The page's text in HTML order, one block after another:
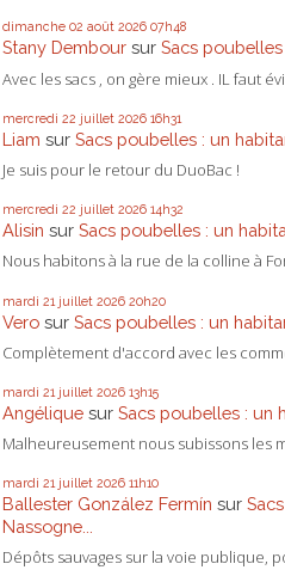
dimanche 02 août 2026 07h48
Stany Dembour sur Sacs
Avec les sacs , on gère mieux . IL faut
mercredi 22 juillet 2026 16h31
Liam sur Sacs poubelles : un
Je suis pour le retour du DuoBac !
mercredi 22 juillet 2026 14h32
Alisin sur Sacs poubelles : un
Nous habitons à la rue de la colline à
mardi 21 juillet 2026 20h20
Vero sur Sacs poubelles : un
Complètement d'accord avec les
mardi 21 juillet 2026 13h15
Angélique sur Sacs poubelles : un
Malheureusement nous subissons les
mardi 21 juillet 2026 11h10
Ballester González Fermín sur
Nassogne...
Dépôts sauvages sur la voie publique,